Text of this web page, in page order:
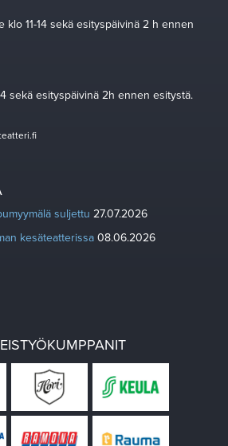
klo 11-14 sekä esityspäivinä 2 h ennen
sekä esityspäivinä 2h ennen esitystä.
suljettu 27.07.2026
kesäteatterissa 08.06.2026